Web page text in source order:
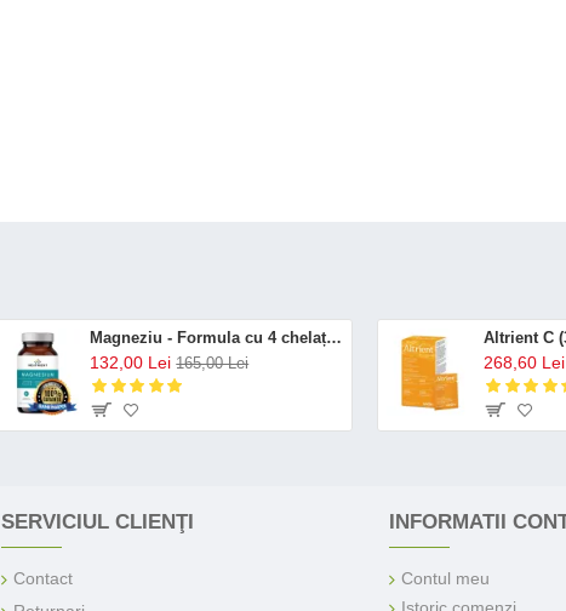
Magneziu - Formula cu 4 chelați (120 capsule), Neutrient
132,00 Lei 165,00 Lei 268,60 Lei
SERVICIUL CLIENŢI
Contact
INFORMATII
Contul meu